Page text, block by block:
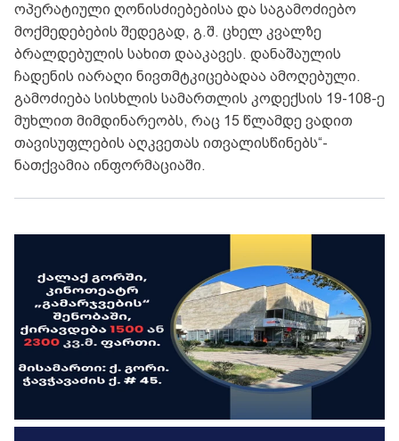
ოპერატიული ღონისძიებებისა და საგამოძიებო
მოქმედებების შედეგად, გ.შ. ცხელ კვალზე
ბრალდებულის სახით დააკავეს. დანაშაულის
ჩადენის იარაღი ნივთმტკიცებადაა ამოღებული.
გამოძიება სისხლის სამართლის კოდექსის 19-108-ე
მუხლით მიმდინარეობს, რაც 15 წლამდე ვადით
თავისუფლების აღკვეთას ითვალისწინებს“-
ნათქვამია ინფორმაციაში.